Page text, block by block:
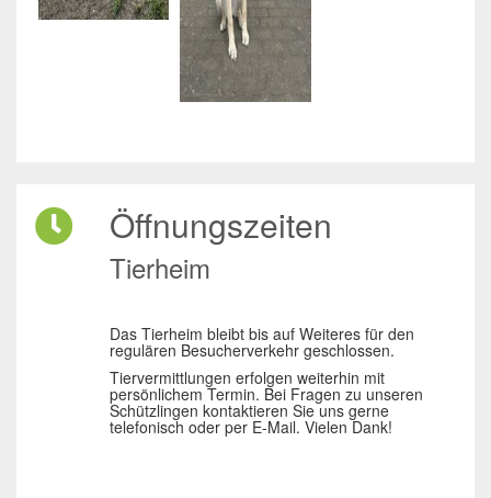
Öffnungszeiten
Tierheim
Das Tierheim bleibt bis auf Weiteres für den
regulären Besucherverkehr geschlossen.
Tiervermittlungen erfolgen weiterhin mit
persönlichem Termin. Bei Fragen zu unseren
Schützlingen kontaktieren Sie uns gerne
telefonisch oder per E-Mail. Vielen Dank!